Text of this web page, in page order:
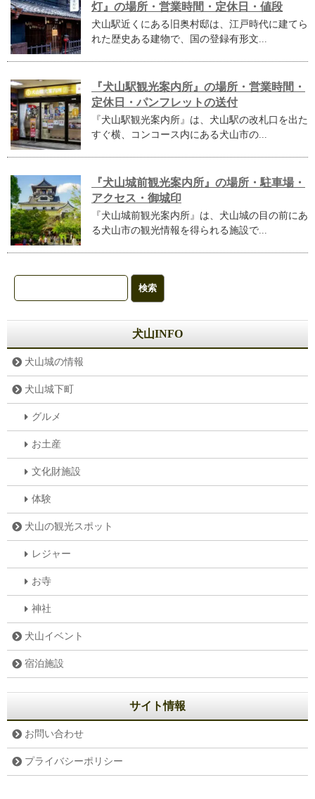
灯』の場所・営業時間・定休日・値段
犬山駅近くにある旧奥村邸は、江戸時代に建てら
れた歴史ある建物で、国の登録有形文...
『犬山駅観光案内所』の場所・営業時間・
定休日・パンフレットの送付
『犬山駅観光案内所』は、犬山駅の改札口を出た
すぐ横、コンコース内にある犬山市の...
『犬山城前観光案内所』の場所・駐車場・
アクセス・御城印
『犬山城前観光案内所』は、犬山城の目の前にあ
る犬山市の観光情報を得られる施設で...
犬山INFO
犬山城の情報
犬山城下町
グルメ
お土産
文化財施設
体験
犬山の観光スポット
レジャー
お寺
神社
犬山イベント
宿泊施設
サイト情報
お問い合わせ
プライバシーポリシー